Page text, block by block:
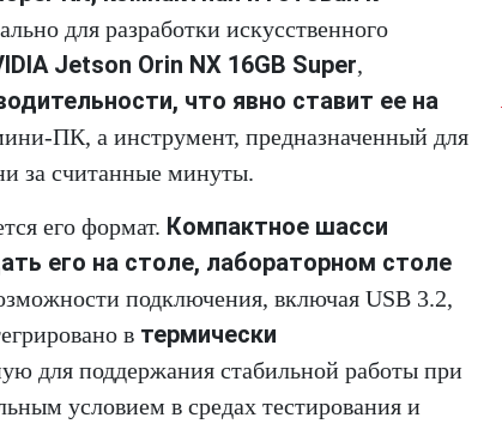
для разработки искусственного
Jetson Orin NX 16GB Super,
что явно ставит ее на
ПК, а инструмент, предназначенный для
за считанные минуты.
его формат. Компактное шасси
его на столе, лабораторном столе
подключения, включая USB 3.2,
в термически
для поддержания стабильной работы при
условием в средах тестирования и